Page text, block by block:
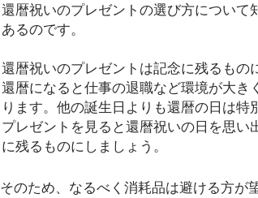
還暦祝いのプレゼントの選び方について
あるのです。
還暦祝いのプレゼントは記念に残るもの
還暦になると仕事の退職など環境が大き
ります。他の誕生日よりも還暦の日は特
プレゼントを見ると還暦祝いの日を思い
に残るものにしましょう。
そのため、なるべく消耗品は避ける方が